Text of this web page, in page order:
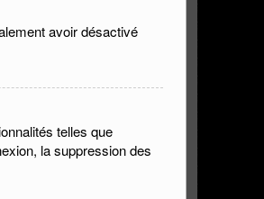
avoir désactivé
telles que
la suppression des